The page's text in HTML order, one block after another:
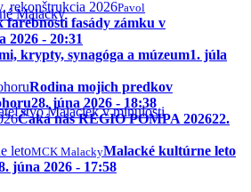
Malacky
Malaciek v minulosti
Pavol
farebnosti fasády zámku v
2026 - 20:31
krypty, synagóga a múzeum1. júla
Rodina mojich predkov
28. júna 2026 - 18:38
Čaká nás REGIO POMPA 202622.
MCK MalackyMalacké kultúrne leto
júna 2026 - 17:58